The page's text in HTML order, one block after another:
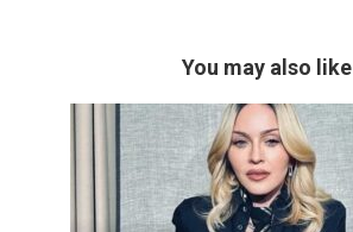
You may also like